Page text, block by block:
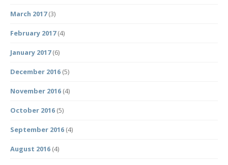
March 2017(3)
February 2017(4)
January 2017(6)
December 2016 (5)
November 2016 (4)
October 2016 (5)
September 2016 (4)
August 2016 (4)